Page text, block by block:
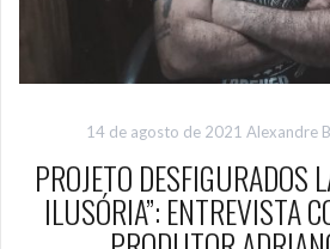
14 de agosto de 2021 Alexandre
PROJETO DESFIGURADOS
ILUSÓRIA”: ENTREVISTA